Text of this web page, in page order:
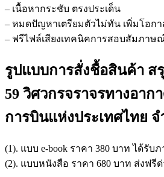
– เนื้อหากระชับ ตรงประเด็น
– หมดปัญหาเตรียมตัวไม่ทัน เพิ่มโอก
– ฟรีไฟล์เสียงเทคนิคการสอบสัมภาษ
รูปแบบการสั่งชื้อสินค้า ส
59 วิศวกรจราจรทางอาก
การบินแห่งประเทศไทย จ
(1). แบบ e-book ราคา 380 บาท ได้รับ
(2). แบบหนังสือ ราคา 680 บาท ส่งฟรี